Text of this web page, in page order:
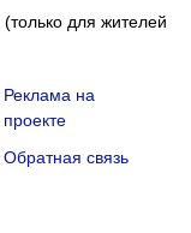
(только для жителей
Реклама на
проекте
Обратная связь